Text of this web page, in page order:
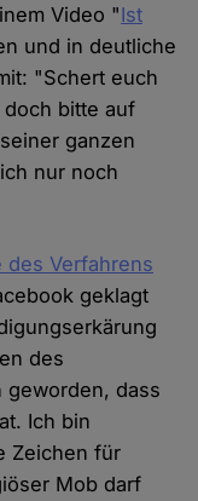
Video "Ist
und in deutliche
"Schert euch
bitte auf
ganzen
nur noch
des Verfahrens
geklagt
des
geworden, dass
Ich bin
Zeichen für
Mob darf